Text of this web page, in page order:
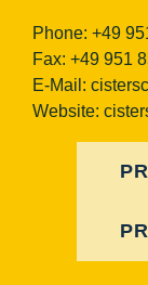
Phone: +49
Fax: +49 951
E-Mail:
Website: